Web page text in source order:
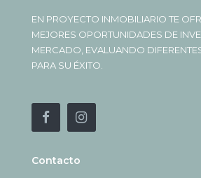
EN PROYECTO INMOBILIARIO TE
MEJORES OPORTUNIDADES DE
MERCADO, EVALUANDO
PARA SU ÉXITO.
Contacto